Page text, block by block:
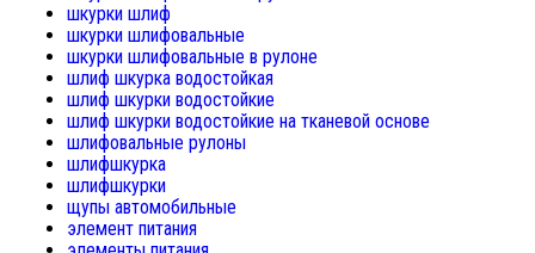
шкурки шлиф
шкурки шлифовальные
шкурки шлифовальные в рулоне
шлиф шкурка водостойкая
шлиф шкурки водостойкие
шлиф шкурки водостойкие на тканевой основе
шлифовальные рулоны
шлифшкурка
шлифшкурки
щупы автомобильные
элемент питания